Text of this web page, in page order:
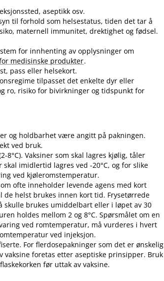
aseptikk osv.
til forhold som helsestatus, tiden det tar å
maternell immunitet, drektighet og fødsel.
for innhenting av opplysninger om
medisinske produkter.
pass eller helsekort.
tilpasset det enkelte dyr eller
ro, risiko for bivirkninger og tidspunkt for
og holdbarhet være angitt på pakningen.
ved bruk.
8°C). Vaksiner som skal lagres kjølig, tåler
imidlertid lagres ved -20°C, og for slike
ved kjøleromstemperatur.
ofte inneholder levende agens med kort
helst brukes innen kort tid. Frysetørrede
skulle brukes umiddelbart eller i løpet av 30
holdes mellom 2 og 8°C. Spørsmålet om en
ved romtemperatur, må vurderes i hvert
ved injeksjon.
For flerdosepakninger som det er ønskelig
vaksine foretas etter aseptiske prinsipper. Bruk
før uttak av vaksine.